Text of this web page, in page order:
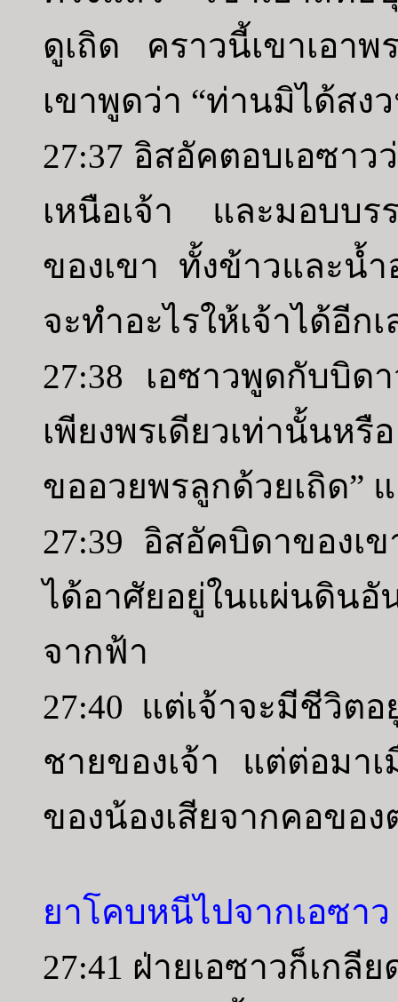
ดูเถิด คราวนี้เขาเอา
เขาพูดว่า “ท่านมิได้สง
27:37 อิสอัคตอบเอซาว
เหนือเจ้า และมอบบร
ของเขา ทั้งข้าวและน้
จะทำอะไรให้เจ้าได้อีกเ
27:38 เอซาวพูดกับบิด
เพียงพรเดียวเท่านั้นห
ขออวยพรลูกด้วยเถิด”
27:39 อิสอัคบิดาของเ
ได้อาศัยอยู่ในแผ่นดิน
จากฟ้า
27:40 แต่เจ้าจะมีชีวิต
ชายของเจ้า แต่ต่อมาเ
ของน้องเสียจากคอของ
ยาโคบหนีไปจากเอซาว
27:41 ฝ่ายเอซาวก็เกลี